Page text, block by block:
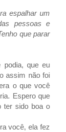
espalhar um
pessoas e
que parar
podia, que eu
assim não foi
o que você
Espero que
ter sido boa o
você, ela fez